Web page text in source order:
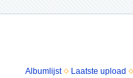
Albumlijst
Laatste upload